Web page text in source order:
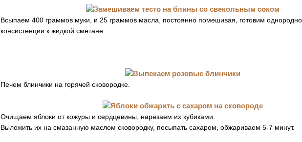
Всыпаем 400 граммов муки, и 25 граммов масла, постоянно помешивая, готовим
консистенции к жидкой сметане.
Печем блинчики на горячей сковородке.
Очищаем яблоки от кожуры и сердцевины, нарезаем их кубиками.
Выложить их на смазанную маслом сковородку, посыпать сахаром, обжариваем 5-7 минут.